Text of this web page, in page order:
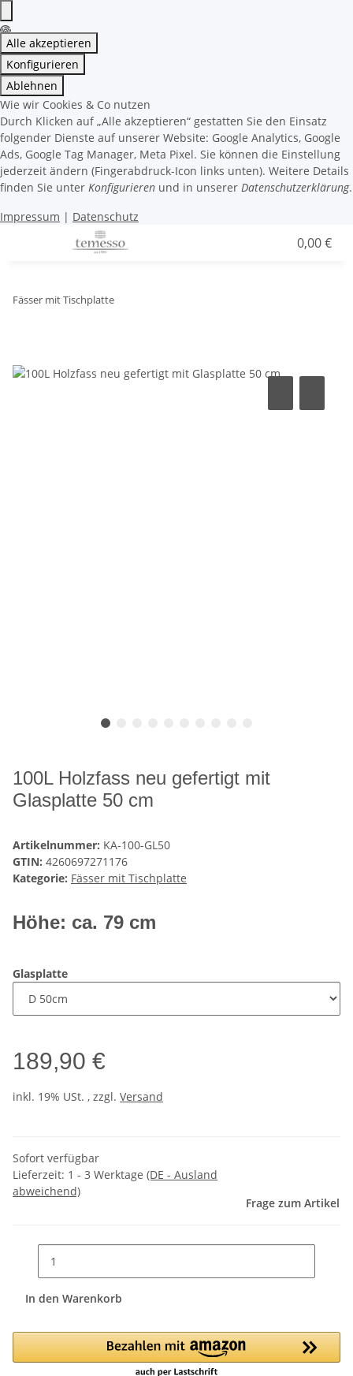
Alle akzeptieren
Konfigurieren
Ablehnen
Wie wir Cookies & Co nutzen
Durch Klicken auf „Alle akzeptieren“ gestatten Sie den Einsatz
folgender Dienste auf unserer Website: Google Analytics, Google
Ads, Google Tag Manager, Meta Pixel. Sie können die Einstellung
jederzeit ändern (Fingerabdruck-Icon links unten). Weitere Details
finden Sie unter Konfigurieren und in unserer Datenschutzerklärung.
Impressum | Datenschutz
0,00 €
Fässer mit Tischplatte
100L Holzfass neu gefertigt mit
Glasplatte 50 cm
Artikelnummer: KA-100-GL50
GTIN: 4260697271176
Kategorie: Fässer mit Tischplatte
Höhe: ca. 79 cm
Glasplatte
189,90 €
inkl. 19% USt. , zzgl. Versand
Sofort verfügbar
Lieferzeit: 1 - 3 Werktage (DE - Ausland
abweichend)
Frage zum Artikel
In den Warenkorb